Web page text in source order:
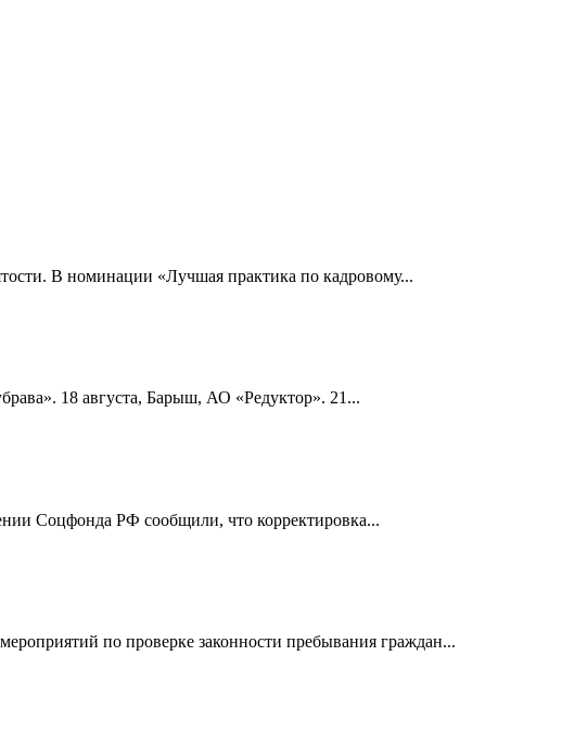
В номинации «Лучшая практика по кадровому...
18 августа, Барыш, АО «Редуктор». 21...
Соцфонда РФ сообщили, что корректировка...
по проверке законности пребывания граждан...